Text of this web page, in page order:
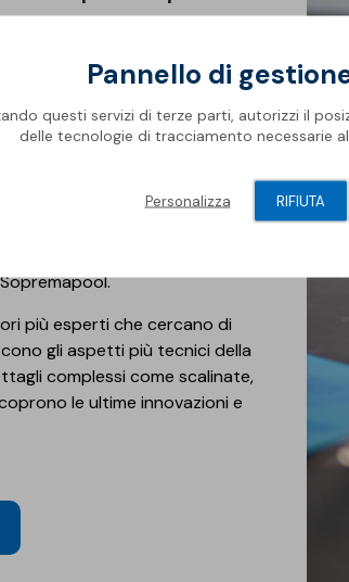
che richiede esperienza.
che avanzati per i posatori,
membrane in PVC armato sia
che desiderano acquisire
in PVC armato. Coprono
la posa corretta del materiale e
Questi corsi offrono una base
più esperti che cercano di
gli aspetti più tecnici della
complessi come scalinate,
le ultime innovazioni e
Pannello di
questi servizi di terze parti, autorizzi il
delle tecnologie di tracciamento necessarie
RIFIUTA
Personalizza